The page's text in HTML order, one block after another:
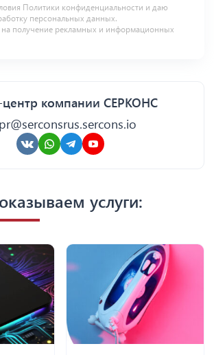
Политики конфиденциальности и даю
персональных данных.
на получение рекламных и информационных
центр компании СЕРКОНС
pr@serconsrus.sercons.io
услуги: